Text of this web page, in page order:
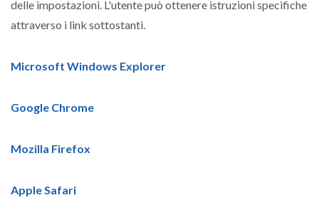
delle impostazioni. L'utente può ottenere istruzioni specifiche
attraverso i link sottostanti.
Microsoft Windows Explorer
Google Chrome
Mozilla Firefox
Apple Safari